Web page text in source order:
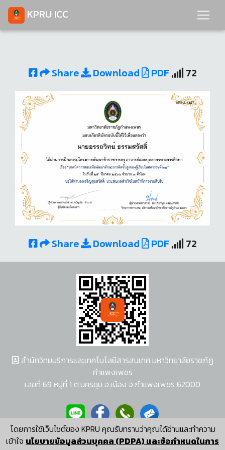
KPRU ICC
Share Download PDF 72
Share Download PDF 72
โดยการใช้เว็บไซต์ของ KPRU คุณรับทราบว่าคุณได้อ่านและทำความ
เข้าใจ นโยบายข้อมูลส่วนบุคคล (PDPA) และข้อกำหนดในการ
สำนักวิทยบริการและเทคโนโลยีสารสนเทศ มหาวิทยาลัยราชภัฏ
กำแพงเพชร
เลขที่ 69 หมู่ที่ 1 ต.นครชุม อ.เมือง จ.กำแพงเพชร 62000
ผู้พัฒนาระบบ อนุชา พวงผกา